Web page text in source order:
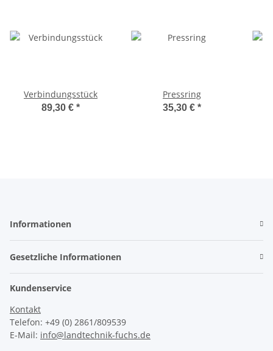
Verbindungsstück
89,30 € *
Pressring
35,30 € *
Informationen
Gesetzliche Informationen
Kundenservice
Kontakt
Telefon: +49 (0) 2861/809539
E-Mail: info@landtechnik-fuchs.de